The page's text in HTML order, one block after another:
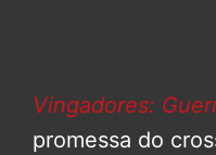
Vingadores:
promessa do